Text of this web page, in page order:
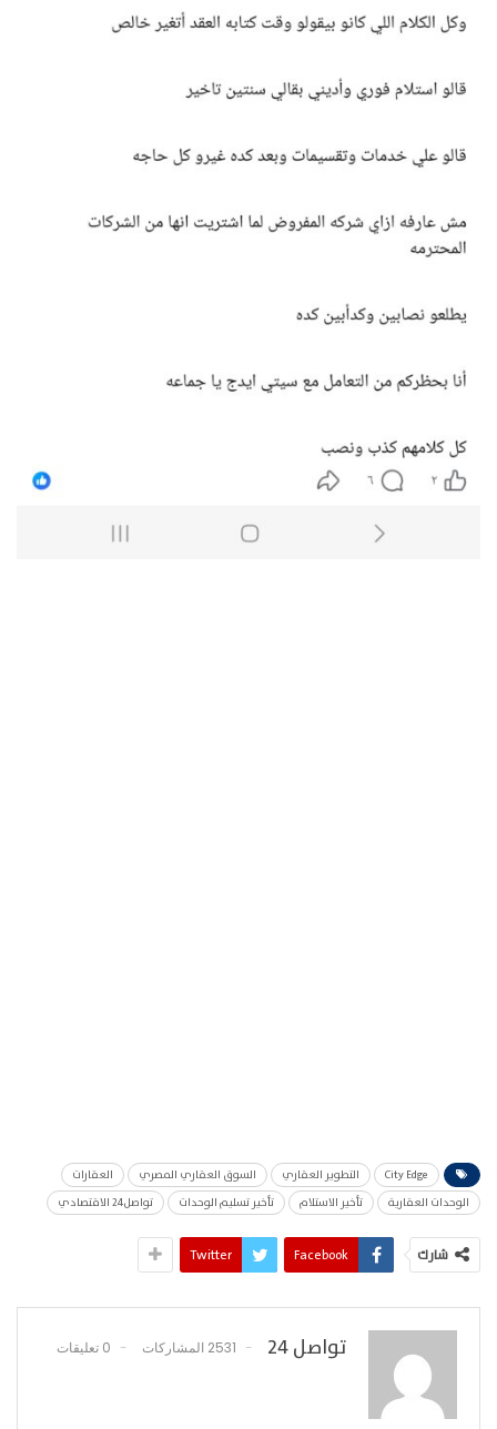
City Edge التطوير العقاري السوق العقاري المصري
العقارات
الوحدات العقارية
تأخير الاستلام تأخير تسليم الوحدات تواصل24 الاقتصادي
شارك Facebook
Twitter
تواصل 24 2531 المشاركات 0 تعليقات